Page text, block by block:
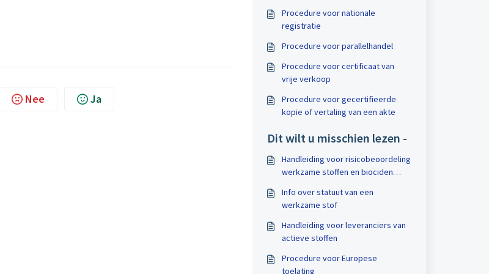
Nee Ja
Procedure voor nationale
registratie
Procedure voor parallelhandel
Procedure voor certificaat van
vrije verkoop
Procedure voor gecertifieerde
kopie of vertaling van een akte
Dit wilt u misschien lezen -
Handleiding voor risicobeoordeling
werkzame stoffen en biociden
Info over statuut van een
werkzame stof
Handleiding voor leveranciers van
actieve stoffen
Procedure voor Europese
toelating